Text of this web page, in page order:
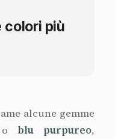
colori più
alcune gemme
blu purpureo,